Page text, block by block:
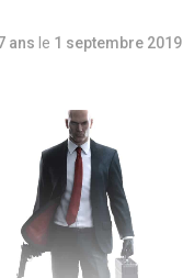
ans le 1 septembre 2019